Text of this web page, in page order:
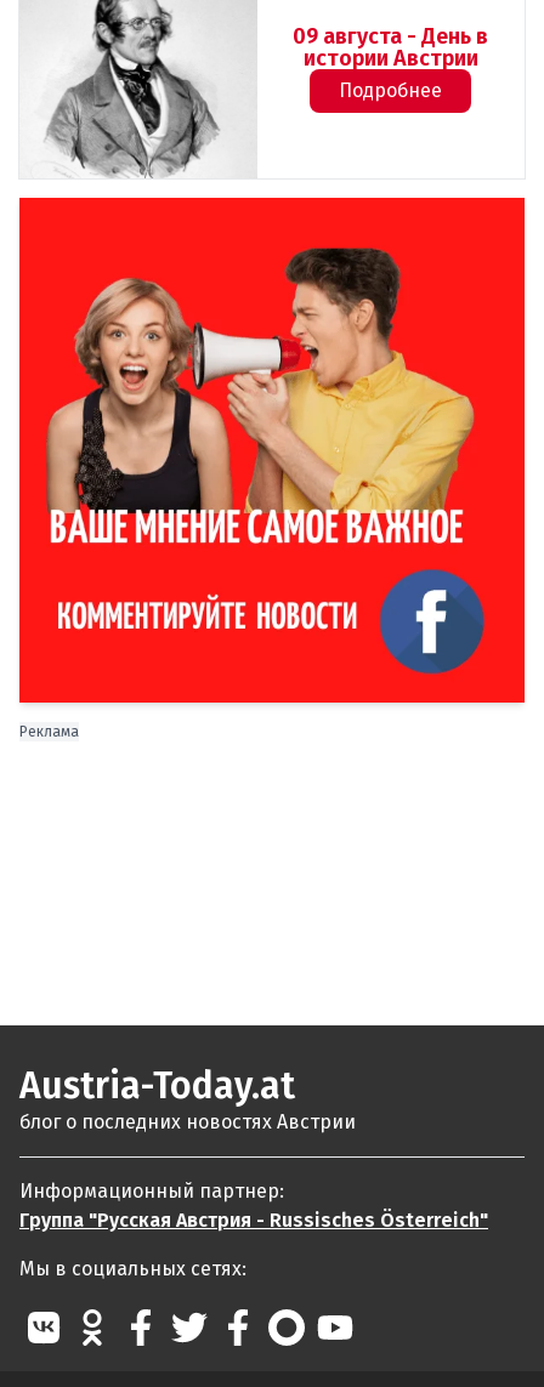
09 августа - День в
истории Австрии
Подробнее
Реклама
Austria-Today.at
блог о последних новостях Австрии
Информационный партнер:
Группа "Русская Австрия - Russisches Österreich"
Мы в социальных сетях: